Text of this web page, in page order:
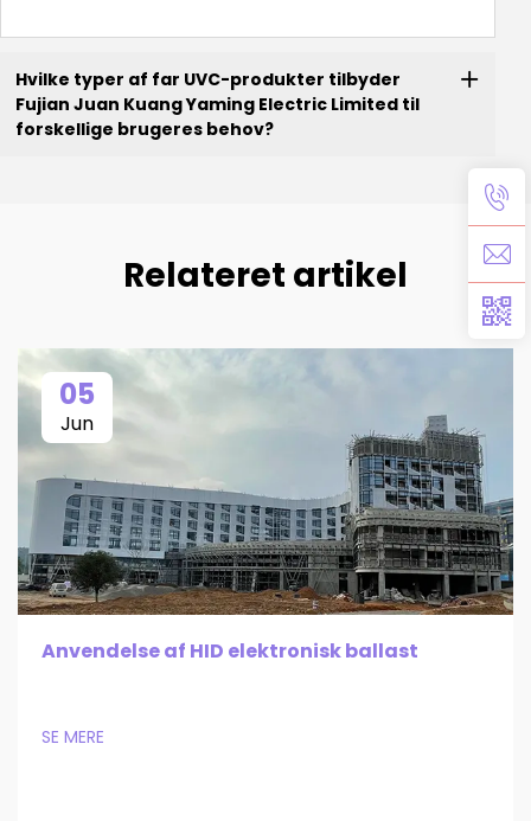
Hvilke typer af far UVC-produkter tilbyder
Fujian Juan Kuang Yaming Electric Limited til
forskellige brugeres behov?
Relateret artikel
05
Jun
Anvendelse af HID elektronisk ballast
SE MERE